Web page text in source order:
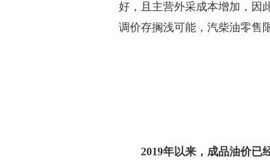
好，且主营外采成本增加，因
调价存搁浅可能，汽柴油零售
2019年以来，成品油价已